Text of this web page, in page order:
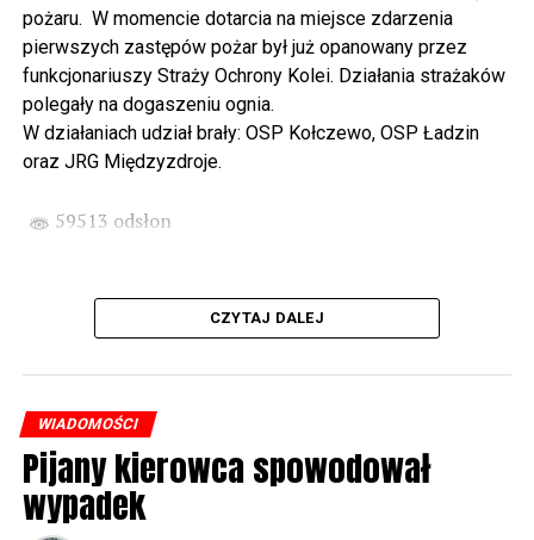
państwa Witkowskich.
Wyjątkowym wydarzeniem będzie koncert w wykonaniu
Kawuś Music Project, podczas którego wysłuchamy
polskich przebojów w jazzowej aranżacji (godz. 20.00
przed biblioteką). Podczas koncertu zaplanowaliśmy dla
Projektów Interreg VI A – Kultura i zrównoważona
turystyka.
(Niemcy), Biblioteka Publiczna Gminy Wolin, Parafia
Rzymskokatolicka w Wolinie
59514 odsłon
pożaru. W momencie dotarcia na miejsce zdarzenia
pierwszych zastępów pożar był już opanowany przez
funkcjonariuszy Straży Ochrony Kolei. Działania strażaków
polegały na dogaszeniu ognia.
W działaniach udział brały: OSP Kołczewo, OSP Ładzin
oraz JRG Międzyzdroje.
59513 odsłon
CZYTAJ DALEJ
WIADOMOŚCI
Pijany kierowca spowodował
wypadek